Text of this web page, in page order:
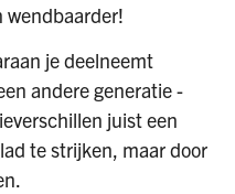
wendbaarder!
je deelneemt
andere generatie -
juist een
te strijken, maar door